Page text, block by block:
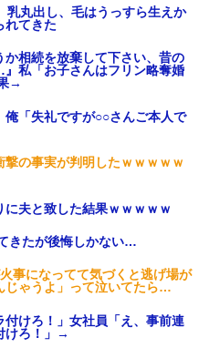
乳丸出し、毛はうっすら生えか
れてきた
相続を放棄して下さい、昔の
私「お子さんはフリン略奪婚
→
俺「失礼ですが○○さんご本人で
の事実が判明したｗｗｗｗｗ
夫と致した結果ｗｗｗｗｗ
きたが後悔しかない…
事になってて気づくと逃げ場が
じゃうよ」って泣いてたら…
けろ！」女社員「え、事前連
けろ！」→